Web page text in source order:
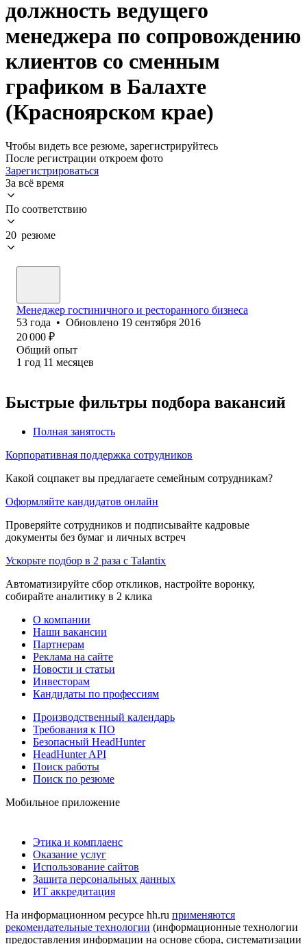
должность ведущего
менеджера по сопровождению
клиентов со сменным
графиком в Балахте
(Красноярском крае)
Чтобы видеть все резюме, зарегистрируйтесь
После регистрации откроем фото
Зарегистрироваться
За всё время
По соответствию
20 резюме
Менеджер гостиничного и ресторанного бизнеса
53 года • Обновлено 19 сентября 2016
20 000 ₽
Общий опыт
1 год 11 месяцев
Быстрые фильтры подбора вакансий
Полная занятость
Корпоративная поддержка сотрудников
Какой соцпакет вы предлагаете семейным сотрудникам?
Оформляйте кандидатов онлайн
Проверяйте сотрудников и подписывайте кадровые
документы без бумаг и личных встреч
Ускорьте подбор в 2 раза с Talantix
Автоматизируйте сбор откликов, настройте воронку,
собирайте аналитику в 2 клика
О компании
Наши вакансии
Партнерам
Реклама на сайте
Новости и статьи
Инвесторам
Кандидаты по профессиям
Производственный календарь
Требования к ПО
Безопасный HeadHunter
HeadHunter API
Поиск работы
Поиск по резюме
Мобильное приложение
Этика и комплаенс
Оказание услуг
Использование сайтов
Защита персональных данных
ИТ аккредитация
На информационном ресурсе hh.ru применяются
рекомендательные технологии (информационные технологии
предоставления информации на основе сбора, систематизации